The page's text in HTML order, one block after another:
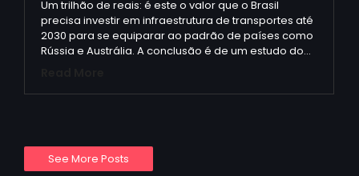
Um trilhão de reais: é este o valor que o Brasil
precisa investir em infraestrutura de transportes até
2030 para se equiparar ao padrão de países como
Rússia e Austrália. A conclusão é de um estudo do…
See More Posts